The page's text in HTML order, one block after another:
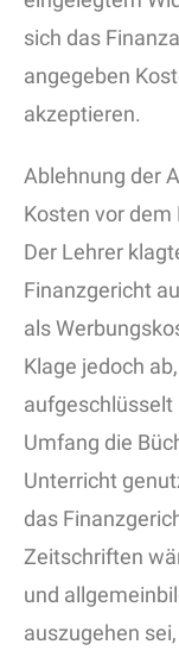
sich das
angegeben
akzeptieren.
Ablehnung der
Kosten vor dem
Der Lehrer
Finanzgericht
als
Klage jedoch
aufgeschlüsselt
Umfang die
Unterricht
das
Zeitschriften
und
auszugehen